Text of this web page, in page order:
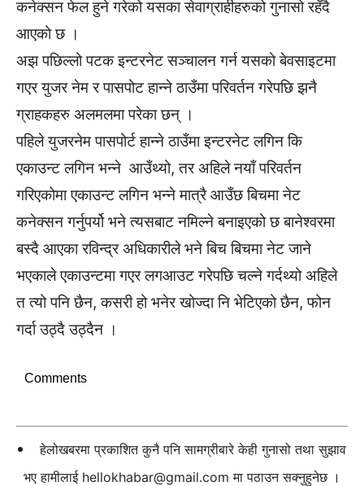
कनेक्सन फेल हुने गरेको यसका सेवाग्राहीहरुको गुनासो रहँदै
आएको छ ।
अझ पछिल्लो पटक इन्टरनेट सञ्चालन गर्न यसको बेवसाइटमा
गएर युजर नेम र पासपोट हान्ने ठाउँमा परिवर्तन गरेपछि झनै
ग्राहकहरु अलमलमा परेका छन् ।
पहिले युजरनेम पासपोर्ट हान्ने ठाउँमा इन्टरनेट लगिन कि
एकाउन्ट लगिन भन्ने आउँथ्यो, तर अहिले नयाँ परिवर्तन
गरिएकोमा एकाउन्ट लगिन भन्ने मात्रै आउँछ बिचमा नेट
कनेक्सन गर्नुपर्यो भने त्यसबाट नमिल्ने बनाइएको छ बानेश्वरमा
बस्दै आएका रविन्द्र अधिकारीले भने बिच बिचमा नेट जाने
भएकाले एकाउन्टमा गएर लगआउट गरेपछि चल्ने गर्दथ्यो अहिले
त त्यो पनि छैन, कसरी हो भनेर खोज्दा नि भेटिएको छैन, फोन
गर्दा उठ्दै उठ्दैन ।
Comments
हेलोखबरमा प्रकाशित कुनै पनि सामग्रीबारे केही गुनासो तथा सुझाव
भए हामीलाई hellokhabar@gmail.com मा पठाउन सक्नुहुनेछ ।